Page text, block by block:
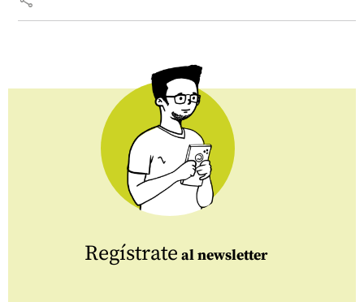
Regístrate al newsletter